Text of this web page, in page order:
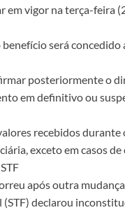
vigor na terça-feira
será
posteriormente o
em definitivo ou
recebidos
exceto em casos
após outra
declarou